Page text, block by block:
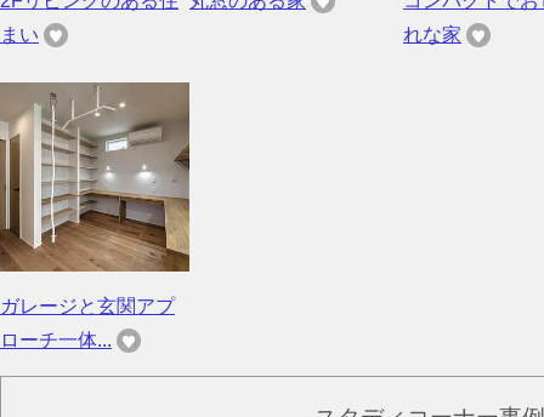
まい
れな家
ガレージと玄関アプ
ローチ一体...